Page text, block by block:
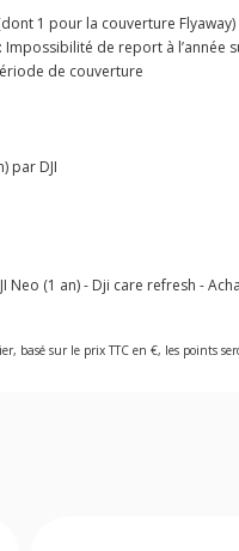
1 pour la couverture Flyaway)
de report à l’année
de couverture
par DJI
Neo (1 an) - Dji care refresh -
basé sur le prix TTC en €, les points